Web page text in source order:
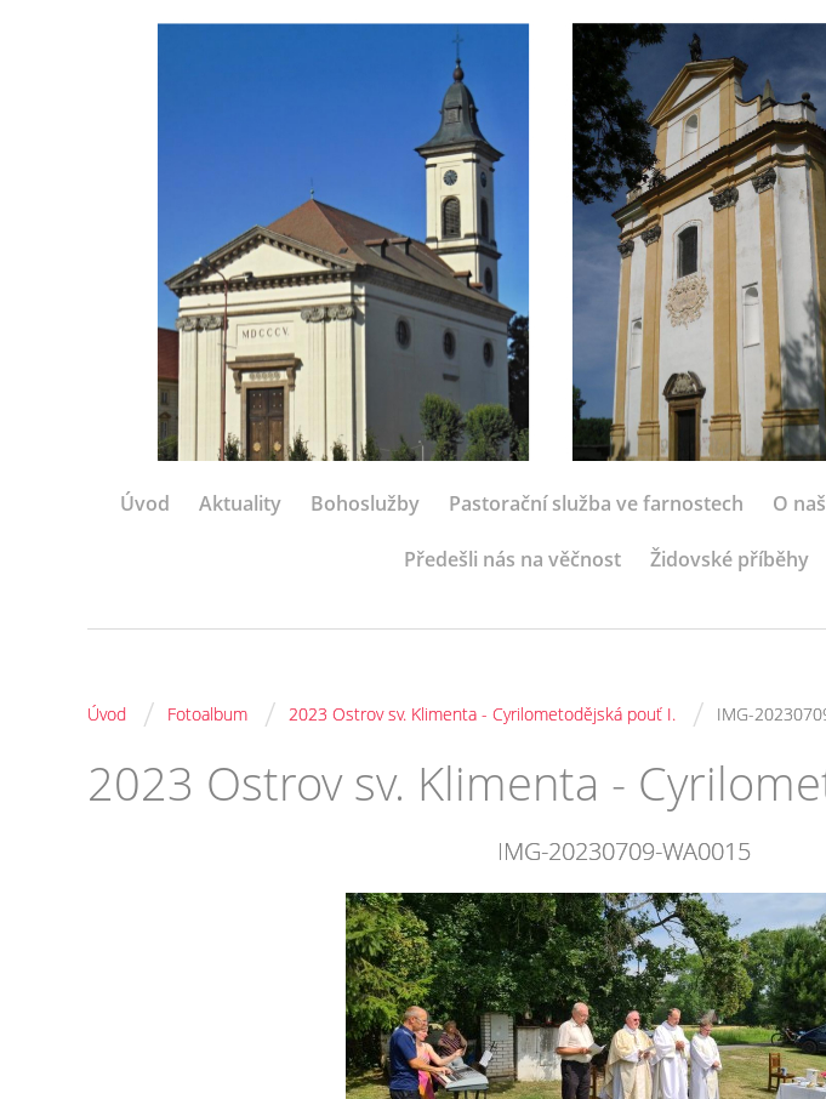
Úvod Aktuality Bohoslužby Pastorační služba ve farnostech O
Předešli nás na věčnost Židovské příběhy
Úvod / Fotoalbum / 2023 Ostrov sv. Klimenta - Cyrilometodějská pouť I. / IMG-
2023 Ostrov sv. Klimenta -
IMG-20230709-WA0015